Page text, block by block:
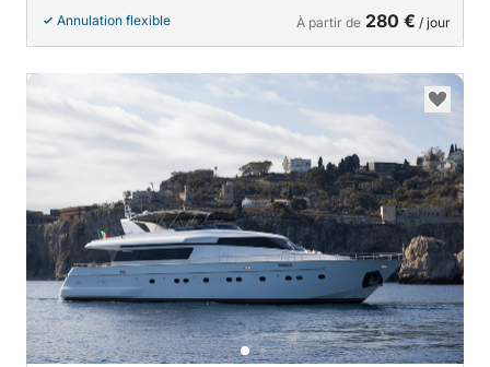
Annulation flexible À partir de 280 € / jour